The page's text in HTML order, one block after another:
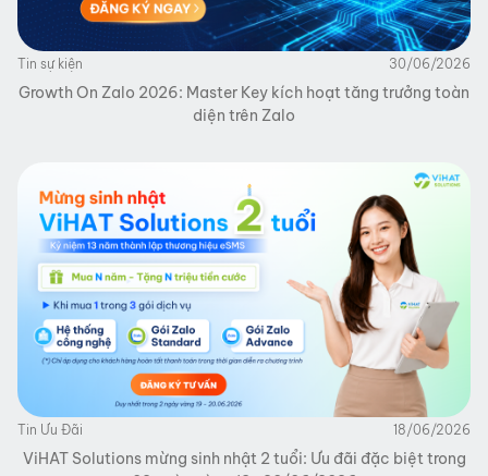
Tin sự kiện 30/06/2026
Growth On Zalo 2026: Master Key kích hoạt tăng trưởng toàn
diện trên Zalo
Tin Ưu Đãi 18/06/2026
ViHAT Solutions mừng sinh nhật 2 tuổi: Ưu đãi đặc biệt trong